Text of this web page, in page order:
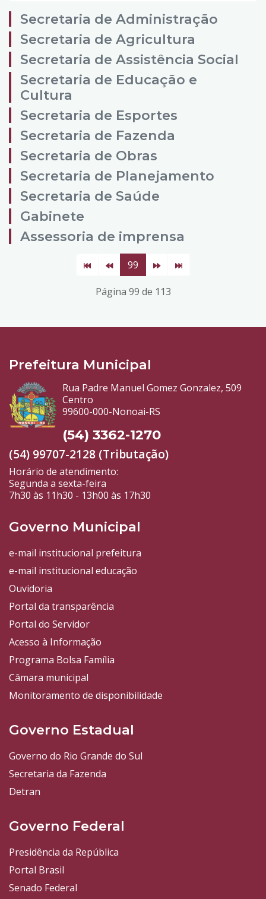
Secretaria de Administração
Secretaria de Agricultura
Secretaria de Assistência Social
Secretaria de Educação e
Cultura
Secretaria de Esportes
Secretaria de Fazenda
Secretaria de Obras
Secretaria de Planejamento
Secretaria de Saúde
Gabinete
Assessoria de imprensa
99
Página 99 de 113
Prefeitura Municipal
Rua Padre Manuel Gomez Gonzalez, 509
Centro
99600-000-Nonoai-RS
(54) 3362-1270
(54) 99707-2128 (Tributação)
Horário de atendimento:
Segunda a sexta-feira
7h30 às 11h30 - 13h00 às 17h30
Governo Municipal
e-mail institucional prefeitura
e-mail institucional educação
Ouvidoria
Portal da transparência
Portal do Servidor
Acesso à Informação
Programa Bolsa Família
Câmara municipal
Monitoramento de disponibilidade
Governo Estadual
Governo do Rio Grande do Sul
Secretaria da Fazenda
Detran
Governo Federal
Presidência da República
Portal Brasil
Senado Federal